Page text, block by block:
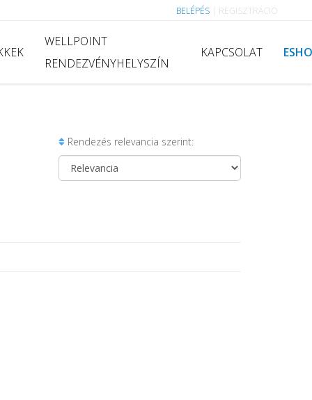
BELÉPÉS REGISZTRÁCIÓ
WELLPOINT
RENDEZVÉNYHELYSZÍN
KAPCSOLAT
Rendezés relevancia szerint: